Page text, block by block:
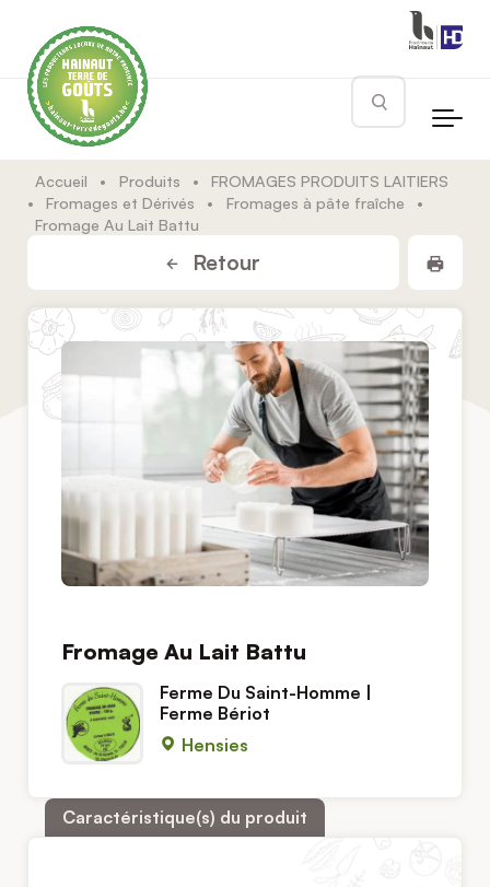
Rechercher
Accueil • Produits •
FROMAGES PRODUITS LAITIERS
•
Fromages et Dérivés • Fromages à pâte fraîche
•
Fromage Au Lait Battu
Retour
Fromage Au Lait Battu
Ferme Du Saint-Homme |
Ferme Bériot
Hensies
Caractéristique(s) du produit